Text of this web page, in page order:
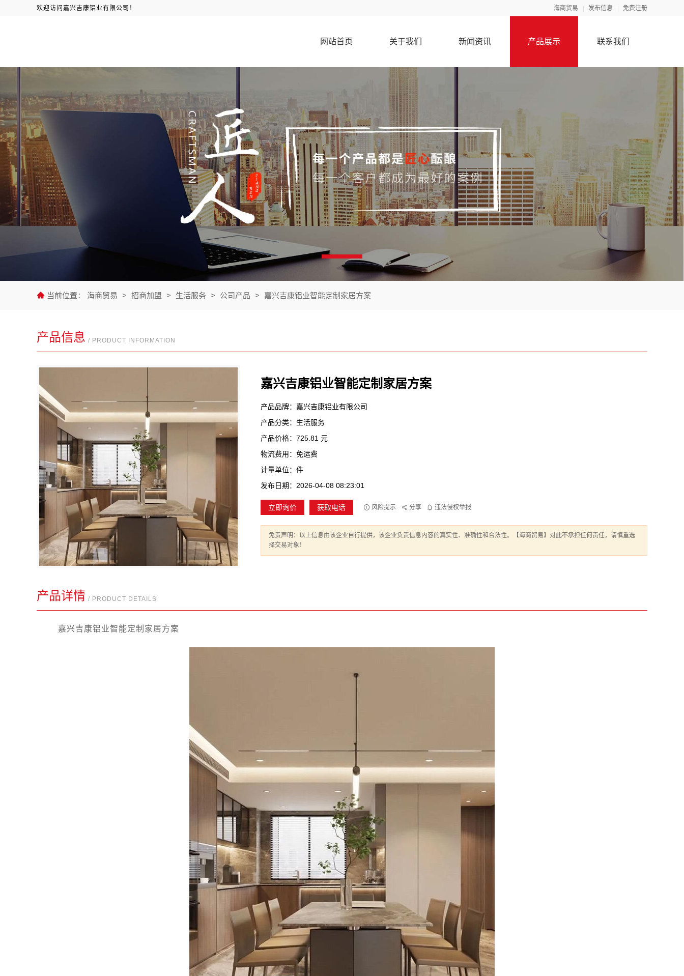
欢迎访问嘉兴吉康铝业有限公司！ 海商贸易 发布信息 免费注册
网站首页 关于我们 新闻资讯 产品展示 联系我们
当前位置： 海商贸易 > 招商加盟 > 生活服务 > 公司产品 > 嘉兴吉康铝业智能定制家居方案
产品信息 / PRODUCT INFORMATION
嘉兴吉康铝业智能定制家居方案
产品品牌：嘉兴吉康铝业有限公司
产品分类：生活服务
产品价格：725.81 元
物流费用：免运费
计量单位：件
发布日期：2026-04-08 08:23:01
立即询价 获取电话 风险提示 分享 违法侵权举报
免责声明：以上信息由该企业自行提供，该企业负责信息内容的真实性、准确性和合法性。【海商贸易】对此不承担任何责任，请慎重选
择交易对象！
产品详情 / PRODUCT DETAILS
嘉兴吉康铝业智能定制家居方案